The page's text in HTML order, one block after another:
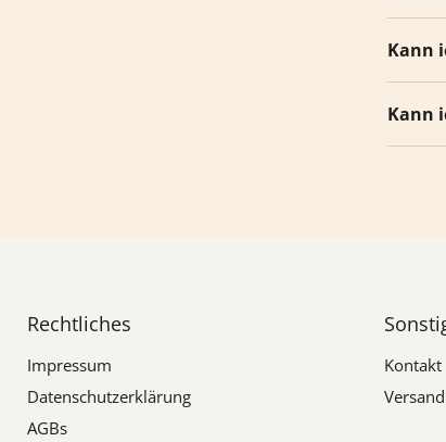
Kann
Kann
Rechtliches
Impressum
Datenschutzerklärung
AGBs
Kontakt